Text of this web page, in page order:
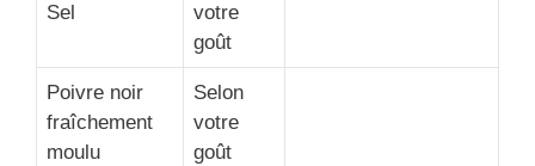
Sel
votre
goût
Poivre noir
fraîchement
moulu
Selon
votre
goût